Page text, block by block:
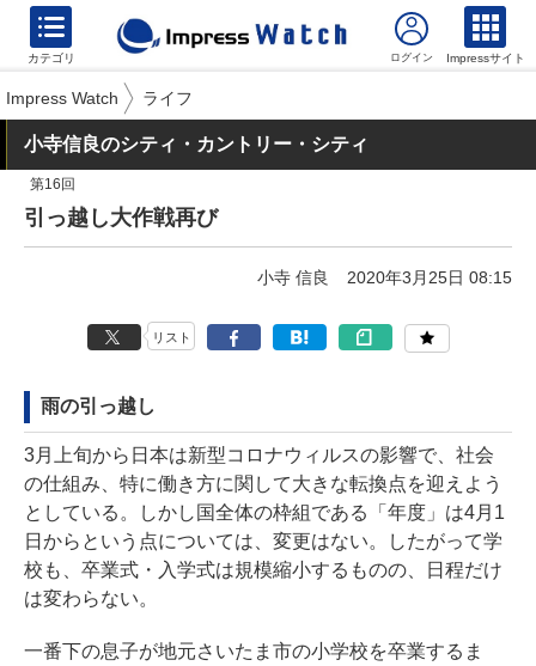
カテゴリ Impressサイト
Impress Watch ライフ
小寺信良のシティ・カントリー・シティ
第16回
引っ越し大作戦再び
小寺 信良 2020年3月25日 08:15
リスト
雨の引っ越し
3月上旬から日本は新型コロナウィルスの影響で、社会
の仕組み、特に働き方に関して大きな転換点を迎えよう
としている。しかし国全体の枠組である「年度」は4月1
日からという点については、変更はない。したがって学
校も、卒業式・入学式は規模縮小するものの、日程だけ
は変わらない。
一番下の息子が地元さいたま市の小学校を卒業するま